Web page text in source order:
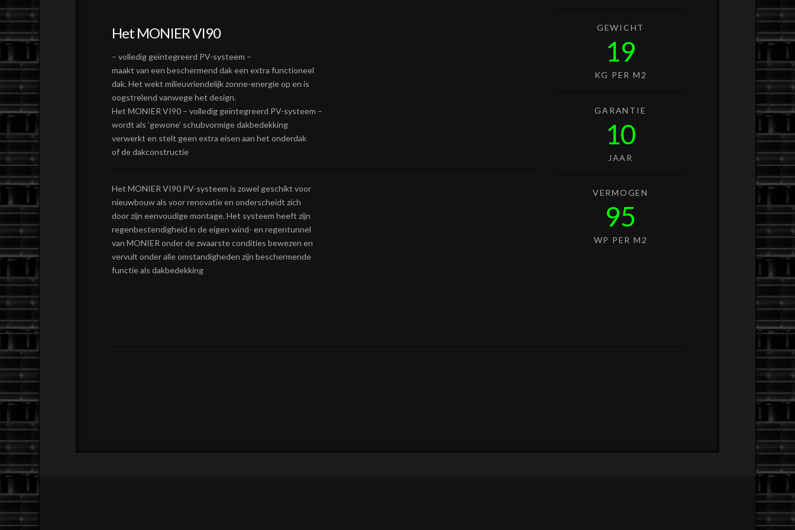
Het MONIER VI90
– volledig geïntegreerd PV-systeem –
maakt van een beschermend dak een extra functioneel
dak. Het wekt milieuvriendelijk zonne-energie op en is
oogstrelend vanwege het design.
Het MONIER VI90 – volledig geïntegreerd PV-systeem –
wordt als ‘gewone’ schubvormige dakbedekking
verwerkt en stelt geen extra eisen aan het onderdak
of de dakconstructie
Het MONIER VI90 PV-systeem is zowel geschikt voor
nieuwbouw als voor renovatie en onderscheidt zich
door zijn eenvoudige montage. Het systeem heeft zijn
regenbestendigheid in de eigen wind- en regentunnel
van MONIER onder de zwaarste condities bewezen en
vervult onder alle omstandigheden zijn beschermende
functie als dakbedekking
GEWICHT
19
KG PER M2
GARANTIE
10
JAAR
VERMOGEN
95
WP PER M2